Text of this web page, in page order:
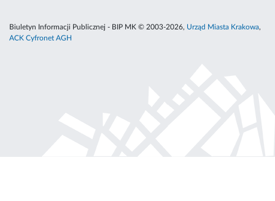
Biuletyn Informacji Publicznej - BIP MK © 2003-2026, Urząd Miasta Krakowa,
ACK Cyfronet AGH